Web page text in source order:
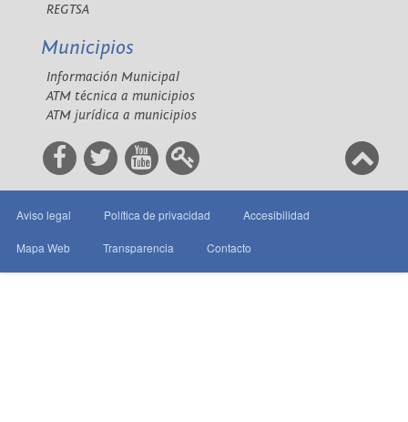
REGTSA
Municipios
Información Municipal
ATM técnica a municipios
ATM jurídica a municipios
Aviso legal Política de privacidad Accesibilidad
Mapa Web Transparencia Contacto